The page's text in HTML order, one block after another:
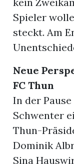
Spieler
steckt. Am
Neue
FC Thun
In der
Schwenter
Thun-
Dominik
Sina